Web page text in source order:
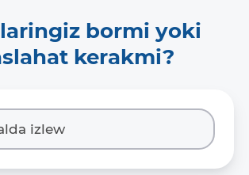
bormi yoki
kerakmi?